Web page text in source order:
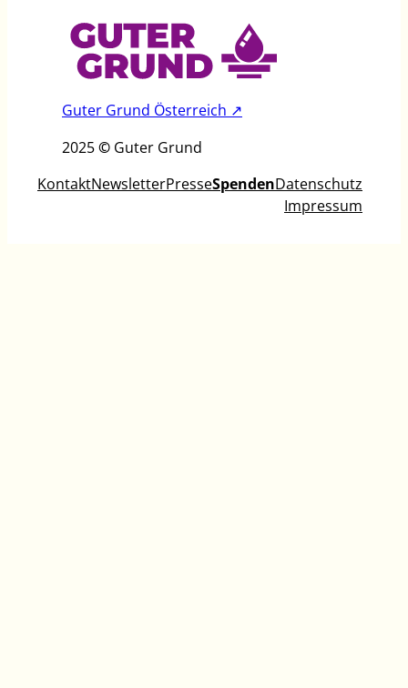
Guter Grund Österreich ↗
2025© Guter Grund
KontaktNewsletterPresseSpendenDatenschutz
Impressum